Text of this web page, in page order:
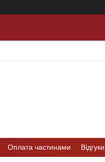
Оплата частинами Відгуки